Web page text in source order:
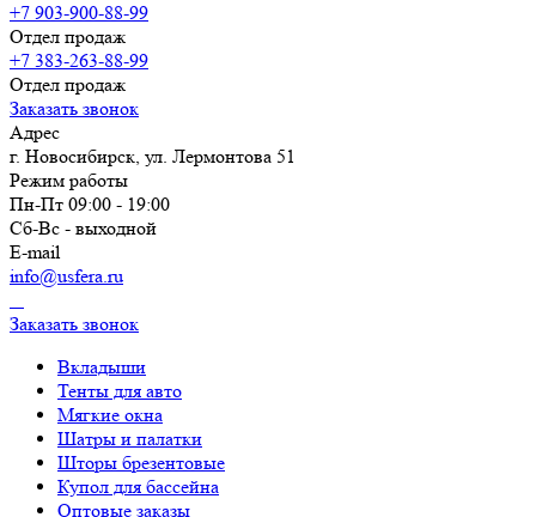
+7 903-900-88-99
Отдел продаж
+7 383-263-88-99
Отдел продаж
Заказать звонок
Адрес
г. Новосибирск, ул. Лермонтова 51
Режим работы
Пн-Пт 09:00 - 19:00
Сб-Вс - выходной
E-mail
info@usfera.ru
Заказать звонок
Вкладыши
Тенты для авто
Мягкие окна
Шатры и палатки
Шторы брезентовые
Купол для бассейна
Оптовые заказы